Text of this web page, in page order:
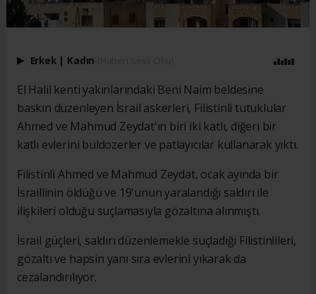
Erkek | Kadın
El Halil kenti yakınlarındaki Beni Naim beldesine
baskın düzenleyen İsrail askerleri, Filistinli tutuklular
Ahmed ve Mahmud Zeydat'ın biri iki katlı, diğeri bir
katlı evlerini buldozerler ve patlayıcılar kullanarak yıktı.
Filistinli Ahmed ve Mahmud Zeydat, ocak ayında bir
İsraillinin öldüğü ve 19'unun yaralandığı saldırı ile
ilişkileri olduğu suçlamasıyla gözaltına alınmıştı.
İsrail güçleri, saldırı düzenlemekle suçladığı Filistinlileri,
gözaltı ve hapsin yanı sıra evlerini yıkarak da
cezalandırılıyor.